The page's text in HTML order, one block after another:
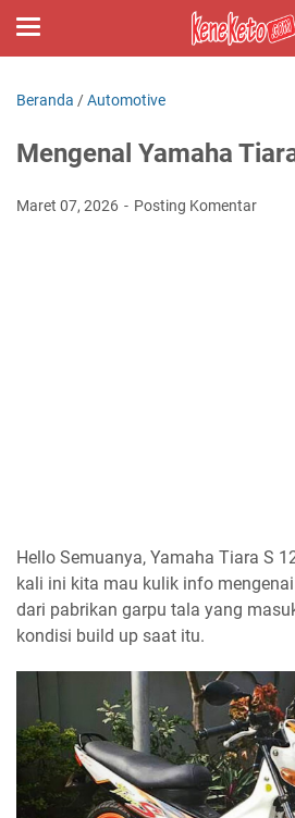
Beranda /Automotive
Mengenal Yamaha
Maret 07, 2026 Posting Komentar
Hello Semuanya, Yamaha Tiara S
kali ini kita mau kulik info
dari pabrikan garpu tala yang
kondisi build up saat itu.